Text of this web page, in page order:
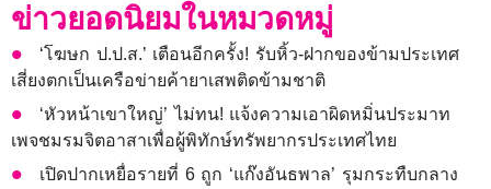
ข่าวยอดนิยมในหมวดหมู่
‘โฆษก ป.ป.ส.’ เตือนอีกครั้ง! รับหิ้ว-ฝากของข้ามประเทศ
เสี่ยงตกเป็นเครือข่ายค้ายาเสพติดข้ามชาติ
‘หัวหน้าเขาใหญ่’ ไม่ทน! แจ้งความเอาผิดหมิ่นประมาท
เพจชมรมจิตอาสาเพื่อผู้พิทักษ์ทรัพยากรประเทศไทย
เปิดปากเหยื่อรายที่ 6 ถูก ‘แก๊งอันธพาล’ รุมกระทืบกลาง